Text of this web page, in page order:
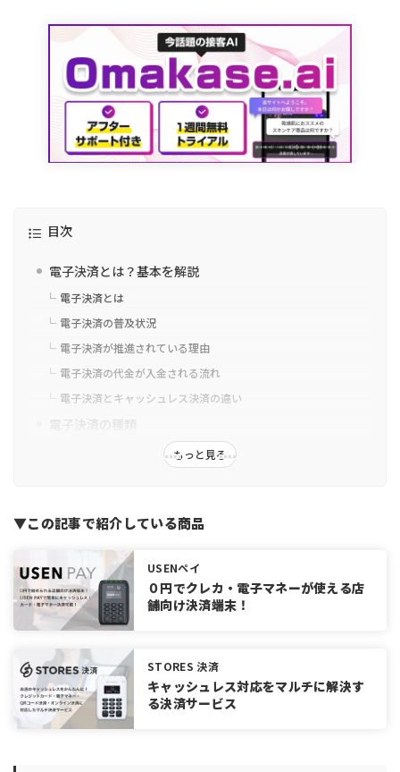
目次
もっと見る
電子決済とは？基本を解説
電子決済とは
電子決済の普及状況
電子決済が推進されている理由
電子決済の代金が入金される流れ
電子決済とキャッシュレス決済の違い
電子決済の種類
QRコード決済
電子マネー
ネットバンキング（口座振込・口座振替）
キャリア決済
電子決済の支払い方法
前払い（プリペイド型）
即時払い（デビット型）
後払い（ポストペイ型）
店舗に電子決済を導入するメリット
▼この記事で紹介している商品
USENペイ
０円でクレカ・電子マネーが使える店
舗向け決済端末！
STORES 決済
キャッシュレス対応をマルチに解決す
る決済サービス